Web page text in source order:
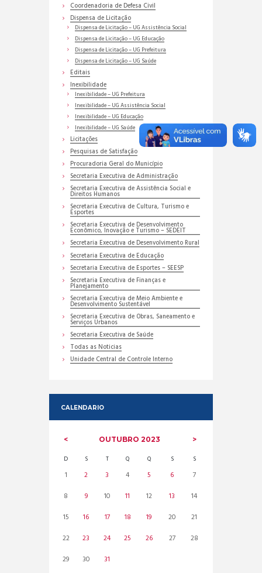
Coordenadoria de Defesa Civil
Dispensa de Licitação
Dispensa de Licitação – UG Assistência Social
Dispensa de Licitação – UG Educação
Dispensa de Licitação – UG Prefeitura
Dispensa de Licitação – UG Saúde
Editais
Inexibilidade
Inexibilidade – UG Prefeitura
Inexibilidade – UG Assistência Social
Inexibilidade – UG Educação
Inexibilidade – UG Saúde
Licitações
Pesquisas de Satisfação
Procuradoria Geral do Município
Secretaria Executiva de Administração
Secretaria Executiva de Assistência Social e
Direitos Humanos
Secretaria Executiva de Cultura, Turismo e
Esportes
Secretaria Executiva de Desenvolvimento
Econômico, Inovação e Turismo – SEDEIT
Secretaria Executiva de Desenvolvimento Rural
Secretaria Executiva de Educação
Secretaria Executiva de Esportes – SEESP
Secretaria Executiva de Finanças e
Planejamento
Secretaria Executiva de Meio Ambiente e
Desenvolvimento Sustentável
Secretaria Executiva de Obras, Saneamento e
Serviços Urbanos
Secretaria Executiva de Saúde
Todas as Noticias
Unidade Central de Controle Interno
CALENDARIO
OUTUBRO2023
D S T Q Q S S
1 2 3 4 5 6
7
8
9 10 11 12 13
14
15
16 17 18 19 20
21
22
23 24 25 26 27
28
29
30 31